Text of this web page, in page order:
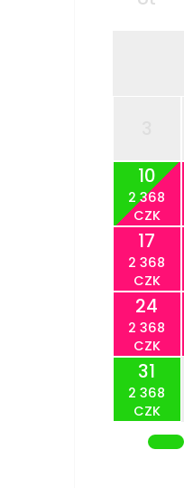
10
2 368
CZK
17
2 368
CZK
24
2 368
CZK
31
2 368
CZK